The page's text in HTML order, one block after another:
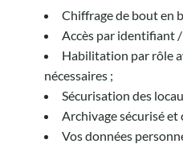
Chiffrage de bout en
Accès par identifiant /
Habilitation par rôle
nécessaires ;
Sécurisation des
Archivage sécurisé et
Vos données